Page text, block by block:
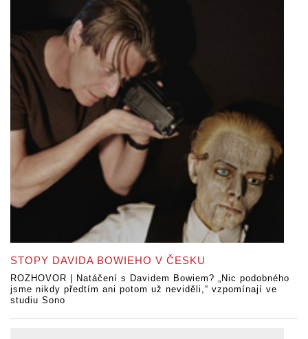
STOPY DAVIDA BOWIEHO V ČESKU
ROZHOVOR | Natáčení s Davidem Bowiem? „Nic podobného
jsme nikdy předtím ani potom už neviděli,“ vzpomínají ve
studiu Sono